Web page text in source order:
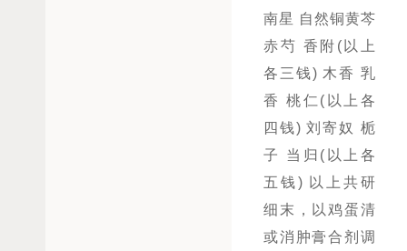
南星 自然铜黄芩
赤芍 香附(以上
各三钱) 木香 乳
香 桃仁(以上各
四钱) 刘寄奴 栀
子 当归(以上各
五钱) 以上共研
细末，以鸡蛋清
或消肿膏合剂调